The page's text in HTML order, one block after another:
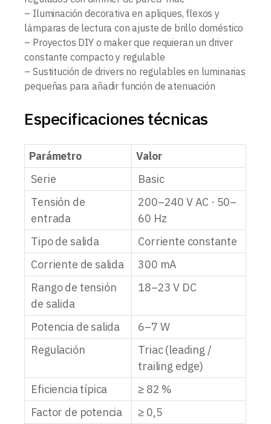
– Iluminación decorativa en apliques, flexos y
lámparas de lectura con ajuste de brillo doméstico
– Proyectos DIY o maker que requieran un driver
constante compacto y regulable
– Sustitución de drivers no regulables en luminarias
pequeñas para añadir función de atenuación
Especificaciones técnicas
Parámetro
Valor
Serie
Basic
Tensión de
entrada
200–240 V AC · 50–
60 Hz
Tipo de salida
Corriente constante
Corriente de salida
300 mA
Rango de tensión
de salida
18–23 V DC
Potencia de salida
6–7 W
Regulación
Triac (leading /
trailing edge)
Eficiencia típica
≥ 82 %
Factor de potencia
≥ 0,5